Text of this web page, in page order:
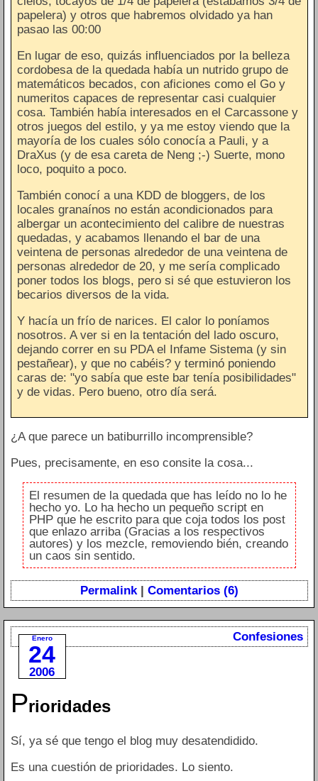
papelera) y otros que habremos olvidado ya han
pasao las 00:00
En lugar de eso, quizás influenciados por la belleza
cordobesa de la quedada había un nutrido grupo de
matemáticos becados, con aficiones como el Go y
numeritos capaces de representar casi cualquier
cosa. También había interesados en el Carcassone y
otros juegos del estilo, y ya me estoy viendo que la
mayoría de los cuales sólo conocía a Pauli, y a
DraXus (y de esa careta de Neng ;-) Suerte, mono
loco, poquito a poco.
También conocí a una KDD de bloggers, de los
locales granaínos no están acondicionados para
albergar un acontecimiento del calibre de nuestras
quedadas, y acabamos llenando el bar de una
veintena de personas alrededor de una veintena de
personas alrededor de 20, y me sería complicado
poner todos los blogs, pero si sé que estuvieron los
becarios diversos de la vida.
Y hacía un frío de narices. El calor lo poníamos
nosotros. A ver si en la tentación del lado oscuro,
dejando correr en su PDA el Infame Sistema (y sin
pestañear), y que no cabéis? y terminó poniendo
caras de: "yo sabía que este bar tenía posibilidades"
y de vidas. Pero bueno, otro día será.
¿A que parece un batiburrillo incomprensible?
Pues, precisamente, en eso consite la cosa...
El resumen de la quedada que has leído no lo he
hecho yo. Lo ha hecho un pequeño script en
PHP que he escrito para que coja todos los post
que enlazo arriba (Gracias a los respectivos
autores) y los mezcle, removiendo bién, creando
un caos sin sentido.
Permalink| Comentarios (6)
Enero
24
2006
Confesiones
Prioridades
Sí, ya sé que tengo el blog muy desatendidido.
Es una cuestión de prioridades. Lo siento.